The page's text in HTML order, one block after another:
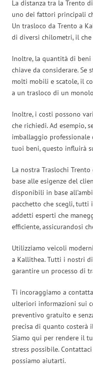
La distanza tra la Trento
uno dei fattori principali
Un trasloco da Trento a
di diversi chilometri, il
Inoltre, la quantità di
chiave da considerare. Se
molti mobili e scatole, il
a un trasloco di un
Inoltre, i costi possono
che richiedi. Ad esempio,
imballaggio
tuoi beni, questo influirà
La nostra Traslochi
base alle esigenze del
disponibili in base
pacchetto che scegli,
addetti esperti che
efficiente, assicurandosi
Utilizziamo veicoli
a Kallithea. Tutti i nostri
garantire un processo di
Ti incoraggiamo a
ulteriori informazioni sui
preventivo gratuito e
precisa di quanto costerà
Siamo qui per rendere il
stress possibile.
possiamo aiutarti.